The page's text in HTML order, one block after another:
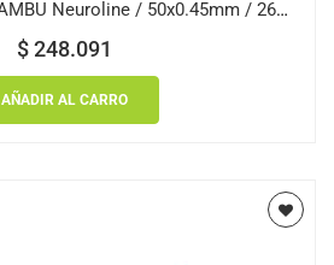
Aguja Concentrica / AMBU Neuroline / 50x0.45mm / 26G / Amarilla / Caja 25 uds.
$248.091
AÑADIR AL CARRO